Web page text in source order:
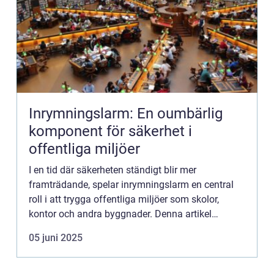
Inrymningslarm: En oumbärlig
komponent för säkerhet i
offentliga miljöer
I en tid där säkerheten ständigt blir mer
framträdande, spelar inrymningslarm en central
roll i att trygga offentliga miljöer som skolor,
kontor och andra byggnader. Denna artikel
05 juni 2025